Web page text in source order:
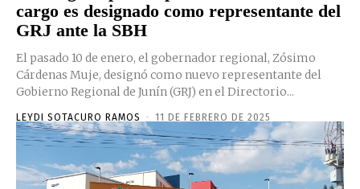
cargo es designado como representante del
GRJ ante la SBH
El pasado 10 de enero, el gobernador regional, Zósimo
Cárdenas Muje, designó como nuevo representante del
Gobierno Regional de Junín (GRJ) en el Directorio...
LEYDI SOTACURO RAMOS - 11 DE FEBRERO DE 2025